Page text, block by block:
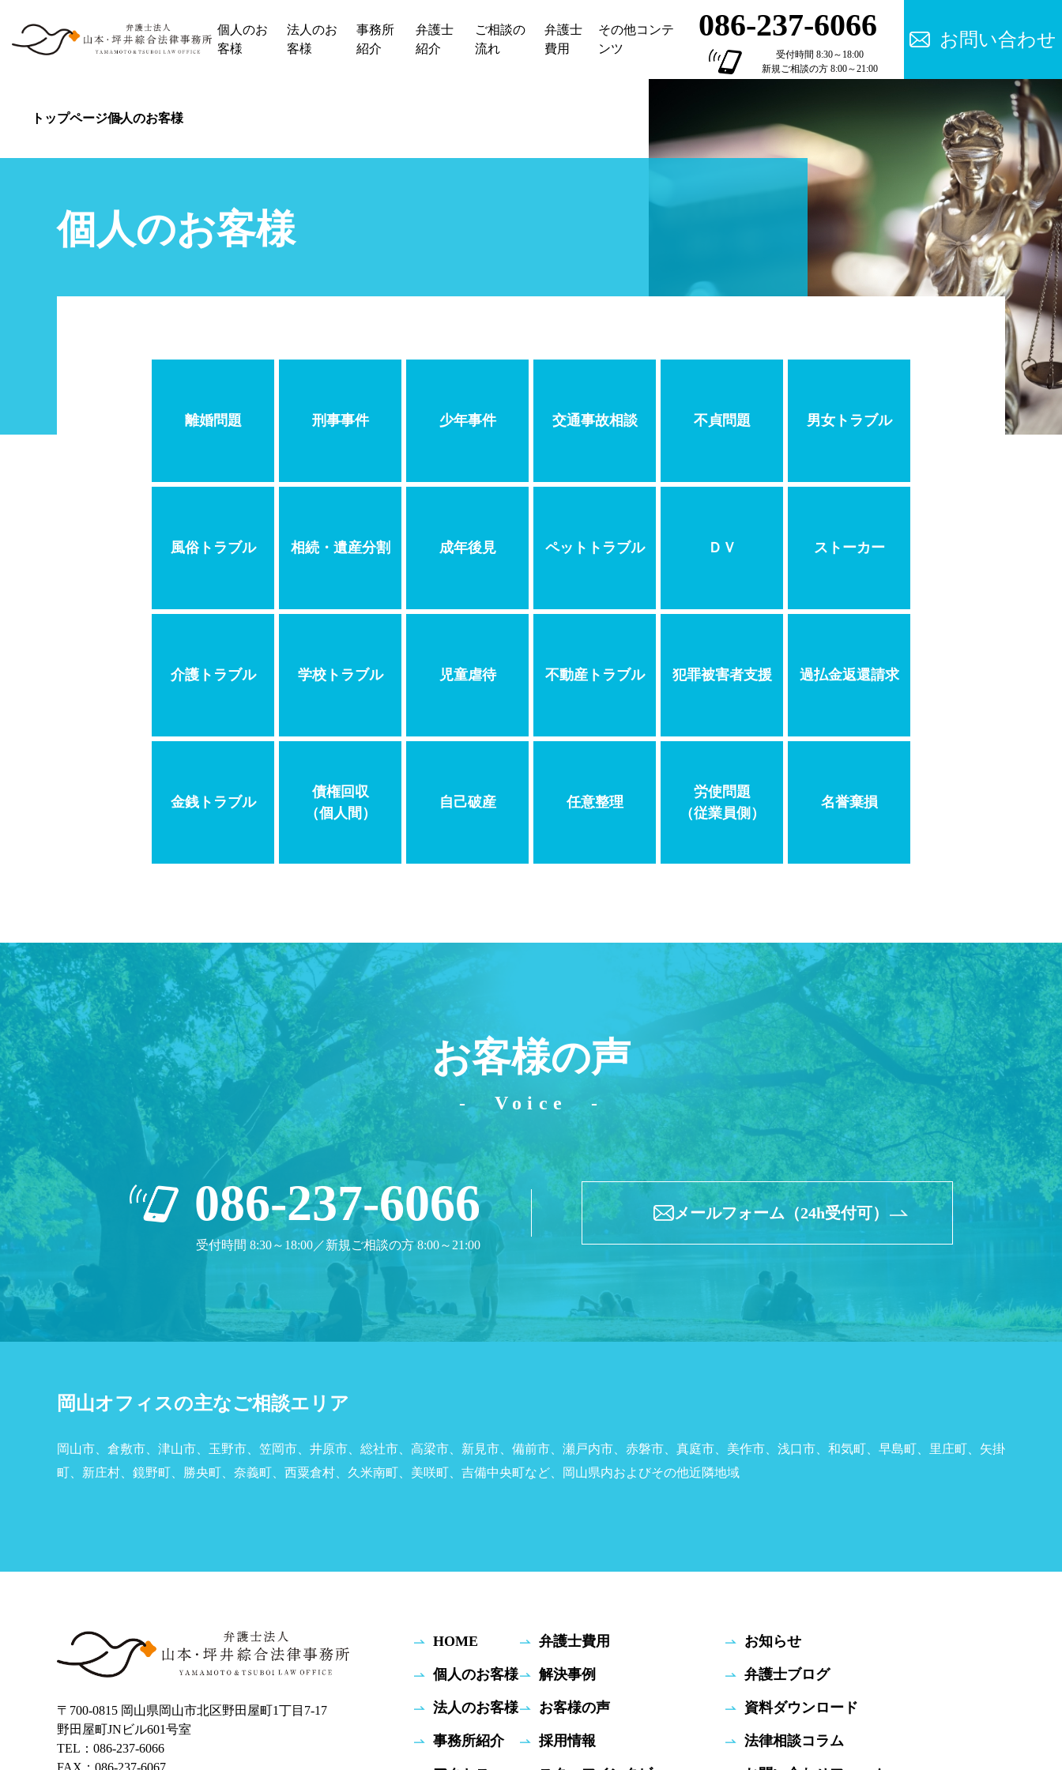
個人のお
客様
法人のお
客様
事務所
紹介
弁護士
紹介
ご相談の
流れ
弁護士
費用
その他コンテ
ンツ
086-237-6066
受付時間 8:30～18:00
新規ご相談の方 8:00～21:00
お問い合わせ
トップページ個人のお客様
個人のお客様
離婚問題 刑事事件 少年事件 交通事故相談 不貞問題 男女トラブル
風俗トラブル 相続・遺産分割 成年後見 ペットトラブル ＤＶ ストーカー
介護トラブル 学校トラブル 児童虐待 不動産トラブル 犯罪被害者支援 過払金返還請求
金銭トラブル
債権回収
（個人間）
自己破産 任意整理
労使問題
（従業員側）
名誉棄損
お客様の声
Voice
086-237-6066
受付時間 8:30～18:00／新規ご相談の方 8:00～21:00
メールフォーム（24h受付可）
岡山オフィスの主なご相談エリア
岡山市、倉敷市、津山市、玉野市、笠岡市、井原市、総社市、高梁市、新見市、備前市、瀬戸内市、赤磐市、真庭市、美作市、浅口市、和気町、早島町、里庄町、矢掛
町、新庄村、鏡野町、勝央町、奈義町、西粟倉村、久米南町、美咲町、吉備中央町など、岡山県内およびその他近隣地域
〒700‐0815 岡山県岡山市北区野田屋町1丁目7-17
野田屋町JNビル601号室
TEL：086-237-6066
FAX：086-237-6067
HOME
個人のお客様
法人のお客様
事務所紹介
弁護士費用
解決事例
お客様の声
採用情報
お知らせ
弁護士ブログ
資料ダウンロード
法律相談コラム